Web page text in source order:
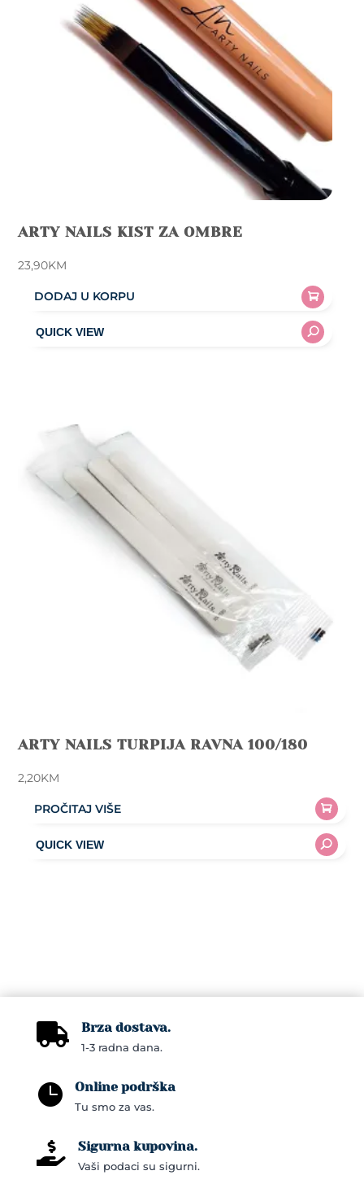
ARTY NAILS KIST ZA OMBRE
23,90KM
DODAJ U KORPU
ARTY NAILS TURPIJA RAVNA 100/180
2,20KM
PROČITAJ VIŠE
 Brza dostava.
1-3 radna dana.
 Online podrška
Tu smo za vas.
 Sigurna kupovina.
Vaši podaci su sigurni.